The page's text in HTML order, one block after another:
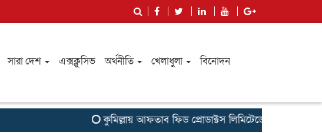
সারা দেশ এক্সক্লুসিভ অর্থনীতি খেলাধুলা
বিনোদন
কুমিল্লায় আফতাব ফিড প্রোডাক্টস লিমিটেডের রিজিওনাল মিট